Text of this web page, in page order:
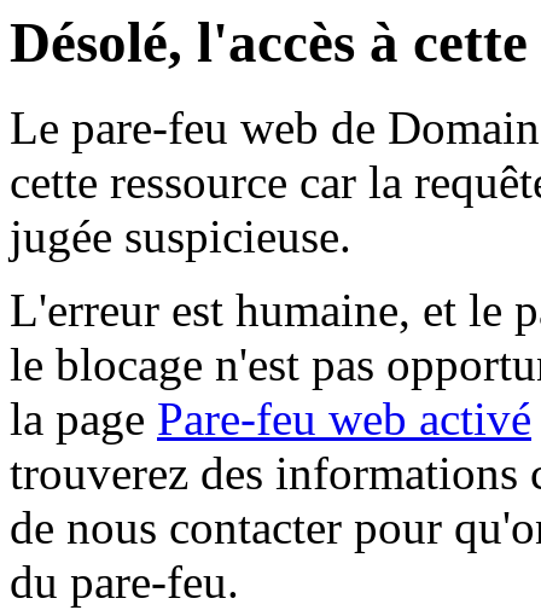
Désolé, l'accès à
Le pare-feu web de
cette ressource car la
jugée suspicieuse.
L'erreur est humaine, et le
le blocage n'est pas
la page Pare-feu web activé
trouverez des informations
de nous contacter pour
du pare-feu.